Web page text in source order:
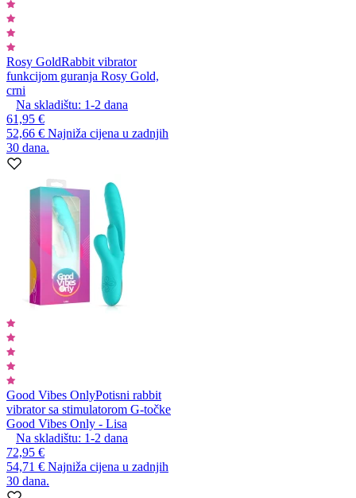
Rosy GoldRabbit vibrator
funkcijom guranja Rosy Gold,
crni
Na skladištu: 1-2 dana
61,95 €
52,66 € Najniža cijena u zadnjih
30 dana.
Good Vibes OnlyPotisni rabbit
vibrator sa stimulatorom G-točke
Good Vibes Only - Lisa
Na skladištu: 1-2 dana
72,95 €
54,71 € Najniža cijena u zadnjih
30 dana.